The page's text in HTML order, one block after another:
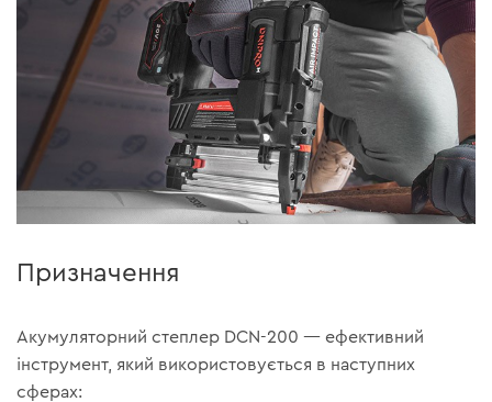
Призначення
Акумуляторний степлер DCN-200 — ефективний
інструмент, який використовується в наступних
сферах: